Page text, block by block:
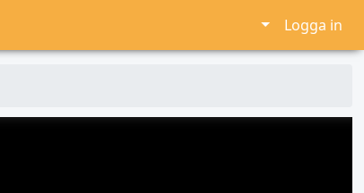
Logga in